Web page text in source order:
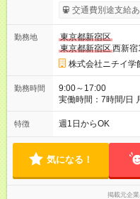
アップ制度あり 進級によ
試用期間あり 試用
交通費別途支給あ
勤務地
東京都新宿区
東京都新宿区西新宿
株式会社ニチイ学
勤務時間
9:00～17:00
実働時間：7時間/日 月
による月7日～10日
あり
特徴 週1日からOK
気になる！
掲載元企業